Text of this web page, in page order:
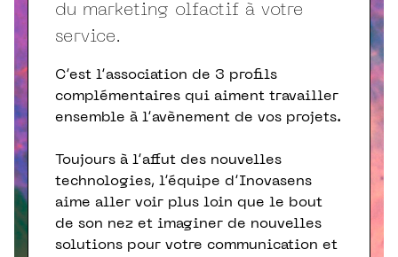
du marketing olfactif à votre
service.
C’est l’association de 3 profils
complémentaires qui aiment travailler
ensemble à l’avènement de vos projets.
Toujours à l’affut des nouvelles
technologies, l’équipe d’Inovasens
aime aller voir plus loin que le bout
de son nez et imaginer de nouvelles
solutions pour votre communication et